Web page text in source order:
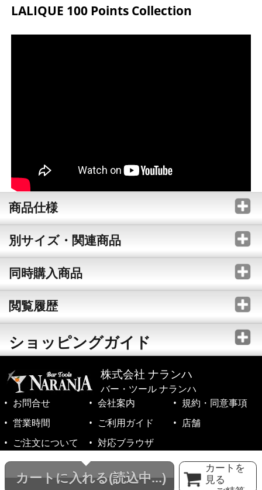
カートに入れる(読込中...)
カートを
見る
LALIQUE 100 Points Collection
商品仕様
別サイズ・関連商品
同時購入商品
閲覧履歴
ショッピングガイド
株式会社 ナランハ
バー・ツール ナランハ
お問合せ
会社案内
規約・同意事項
営業時間
ご利用ガイド
店舗
ご注文について
対応ブラウザ
©1999-2026 NARANJA Inc. All Rights Reserved.